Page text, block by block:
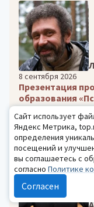
8 сентября 2026
Презентация
образования
0 ₽
Сайт использует
Яндекс Метрика,
определения
посещений и
вы соглашаетесь с
согласно Политике
Согласен